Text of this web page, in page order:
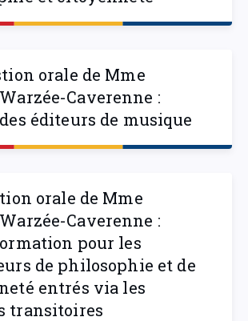
orale de Mme
Caverenne :
éditeurs de musique
orale de Mme
Caverenne :
pour les
de philosophie et de
entrés via les
transitoires